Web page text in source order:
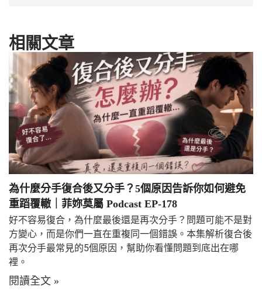
相關文章
為什麼分手復合後又分手？5個原因告訴你如何避免
重蹈覆轍｜菲妳莫屬 Podcast EP-178
好不容易復合，為什麼最後還是再次分手？問題可能不是對
方變心，而是你們一直在重複同一個錯誤。本集解析復合後
再次分手最常見的5個原因，幫助你看懂問題到底出在哪
裡。
閱讀全文 »